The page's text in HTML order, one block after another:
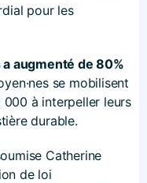
pour les
augmenté de 80%
se mobilisent
000 à interpeller leurs
durable.
Catherine
de loi